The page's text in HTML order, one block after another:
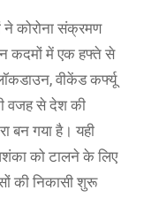
ने कोरोना संक्रमण
कदमों में एक हफ्ते से
वीकेंड कर्फ्यू
वजह से देश की
बन गया है। यही
को टालने के लिए
की निकासी शुरू